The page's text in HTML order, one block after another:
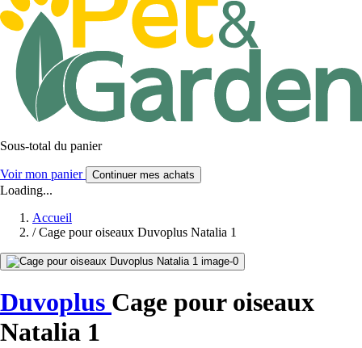
Sous-total du panier
Voir mon panier Continuer mes achats
Loading...
Accueil
/ Cage pour oiseaux Duvoplus Natalia 1
Duvoplus Cage pour oiseaux
Natalia 1